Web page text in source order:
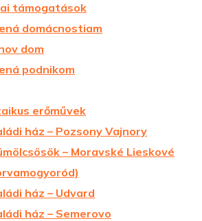
támogatások
domácnostiam
dom
podnikom
erőművek
ház – Pozsony Vajnory
– Moravské Lieskové
ház – Udvard
ház – Semerovo